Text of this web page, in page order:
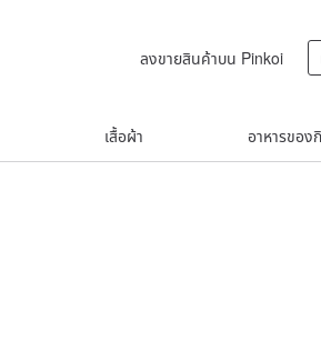
ลงขายสินค้าบน Pinkoi
เสื้อผ้า อาหารของ